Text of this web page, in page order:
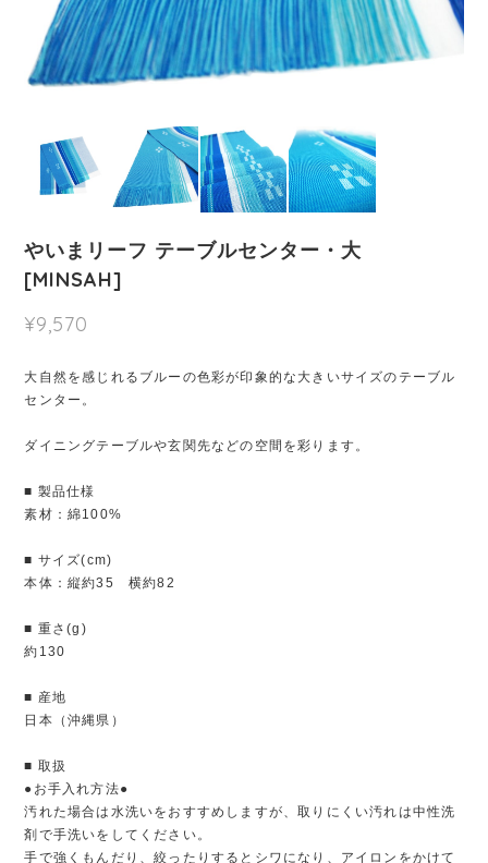
やいまリーフ テーブルセンター・大
[MINSAH]
¥9,570
大自然を感じれるブルーの色彩が印象的な大きいサイズのテーブル
センター。
ダイニングテーブルや玄関先などの空間を彩ります。
■ 製品仕様
素材：綿100%
■ サイズ(cm)
本体：縦約35 横約82
■ 重さ(g)
約130
■ 産地
日本（沖縄県）
■ 取扱
●お手入れ方法●
汚れた場合は水洗いをおすすめしますが、取りにくい汚れは中性洗
剤で手洗いをしてください。
手で強くもんだり、絞ったりするとシワになり、アイロンをかけて